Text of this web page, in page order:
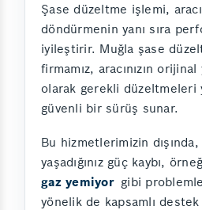
Şase düzeltme işlemi,
döndürmenin yanı sıra
iyileştirir. Muğla şase
firmamız, aracınızın orijinal
olarak gerekli düzeltmeleri
güvenli bir sürüş sunar.
Bu hizmetlerimizin dışında,
yaşadığınız güç kaybı,
gaz yemiyor gibi
yönelik de kapsamlı destek